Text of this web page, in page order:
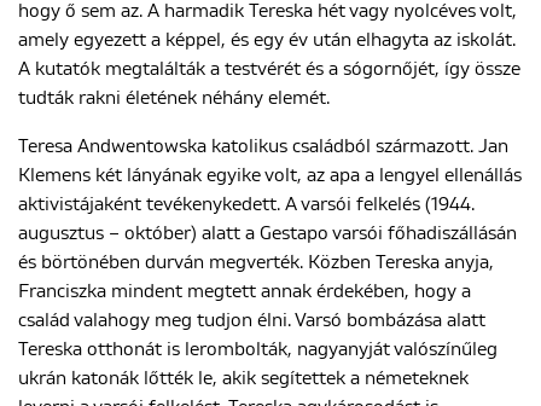
hogy ő sem az. A harmadik Tereska hét vagy nyolcéves volt,
amely egyezett a képpel, és egy év után elhagyta az iskolát.
A kutatók megtalálták a testvérét és a sógornőjét, így össze
tudták rakni életének néhány elemét.
Teresa Andwentowska katolikus családból származott. Jan
Klemens két lányának egyike volt, az apa a lengyel ellenállás
aktivistájaként tevékenykedett. A varsói felkelés (1944.
augusztus – október) alatt a Gestapo varsói főhadiszállásán
és börtönében durván megverték. Közben Tereska anyja,
Franciszka mindent megtett annak érdekében, hogy a
család valahogy meg tudjon élni. Varsó bombázása alatt
Tereska otthonát is lerombolták, nagyanyját valószínűleg
ukrán katonák lőtték le, akik segítettek a németeknek